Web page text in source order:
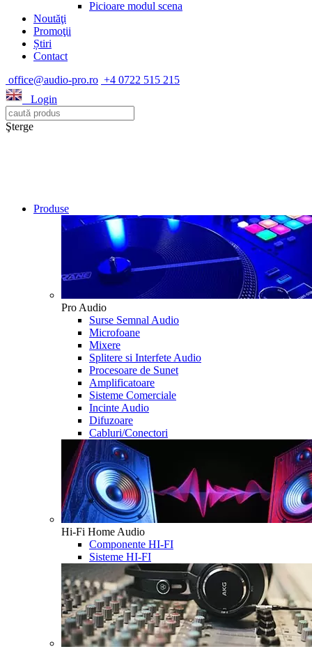
Picioare modul scena
Noutăţi
Promoţii
Știri
Contact
office@audio-pro.ro +4 0722 515 215
Login
Şterge
Produse
Pro Audio
Surse Semnal Audio
Microfoane
Mixere
Splitere si Interfete Audio
Procesoare de Sunet
Amplificatoare
Sisteme Comerciale
Incinte Audio
Difuzoare
Cabluri/Conectori
Hi-Fi Home Audio
Componente HI-FI
Sisteme HI-FI